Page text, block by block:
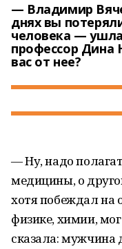
— Владимир
днях вы
человека —
профессор Дина
вас от нее?
— Ну, надо
медицины, о
хотя побеждал на
физике, химии,
сказала: мужчина